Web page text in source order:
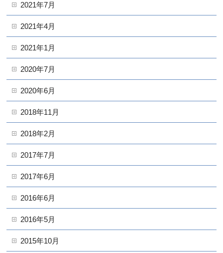
2021年7月
2021年4月
2021年1月
2020年7月
2020年6月
2018年11月
2018年2月
2017年7月
2017年6月
2016年6月
2016年5月
2015年10月